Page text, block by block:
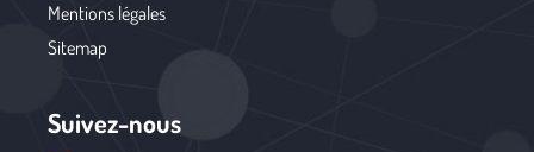
Mentions légales
Sitemap
Suivez-nous